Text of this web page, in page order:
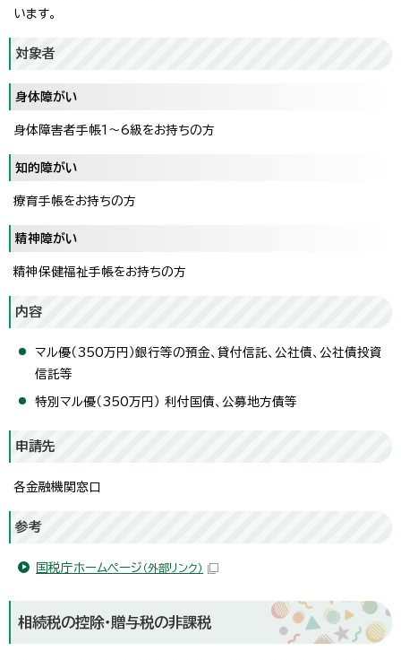
います。
対象者
身体障がい
身体障害者手帳1～6級をお持ちの方
知的障がい
療育手帳をお持ちの方
精神障がい
精神保健福祉手帳をお持ちの方
内容
マル優（350万円）銀行等の預金、貸付信託、公社債、公社債投資
信託等
特別マル優（350万円） 利付国債、公募地方債等
申請先
各金融機関窓口
参考
国税庁ホームページ （外部リンク）
相続税の控除・贈与税の非課税